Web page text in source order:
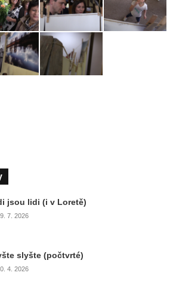
jsou lidi (i v Loretě)
7. 2026
slyšte (počtvrté)
4. 2026